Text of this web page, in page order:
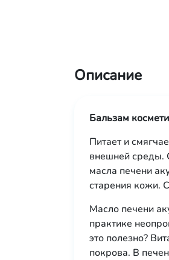
Описание
Бальзам
Питает и
внешней среды.
масла печени
старения кожи.
Масло печени
практике
это полезно?
покрова. В